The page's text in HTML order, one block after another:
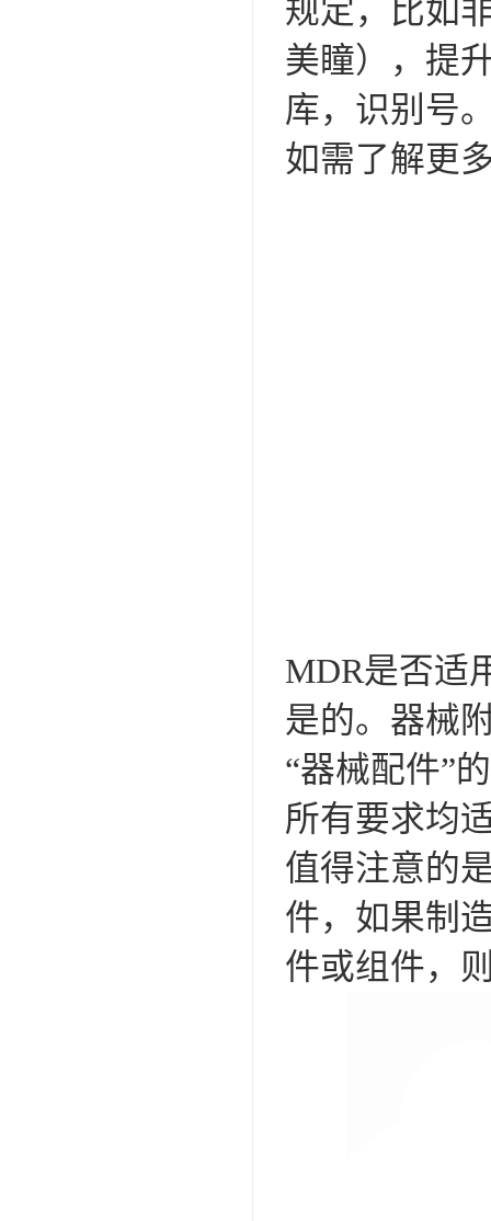
规定，比如
美瞳），提
库，识别号
如需了解更
MDR是否适
是的。器械
“器械配件”
所有要求均
值得注意的
件，如果制
件或组件，